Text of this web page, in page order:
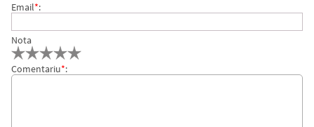
Email*:
Nota
Comentariu*: